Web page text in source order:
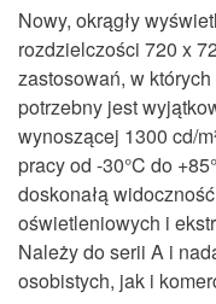
Nowy, okrągły
rozdzielczości 720 x
zastosowań, w
potrzebny jest
wynoszącej 1300 cd/
pracy od -30°C do
doskonałą
oświetleniowych i
Należy do serii A i
osobistych, jak i